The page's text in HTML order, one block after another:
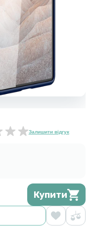
Залишити відгук
Купити